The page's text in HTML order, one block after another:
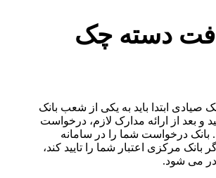
دسته چک
صیادی ابتدا باید به یکی از شعب بانک
و بعد از ارائه مدارک لازم، درخواست
درخواست شما را در سامانه
بانک مرکزی اعتبار شما را تایید کند،
می ‌شود.